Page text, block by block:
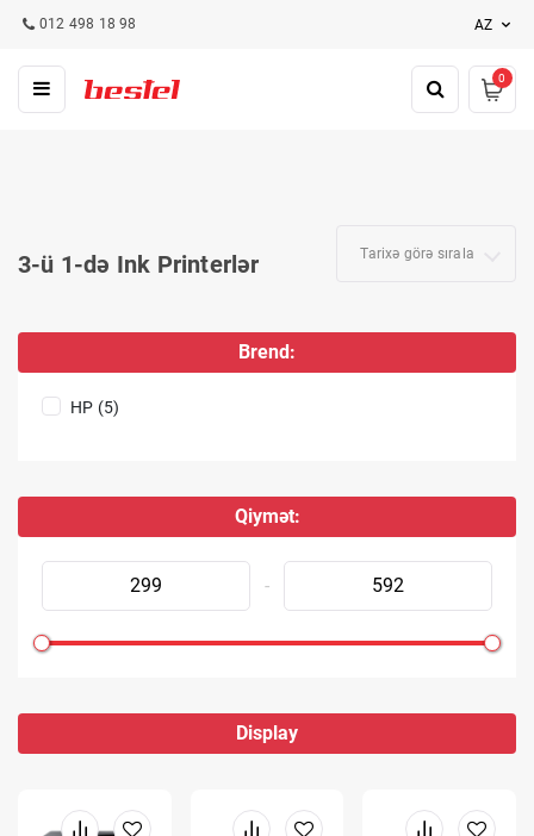
012 498 18 98 AZ
0
3-ü 1-də Ink Printerlər Tarixə görə sırala
Brend:
HP (5)
Qiymət:
-
Display